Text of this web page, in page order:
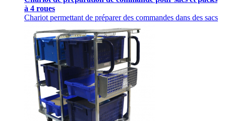
à 4 roues
Chariot permettant de préparer des commandes dans des sacs